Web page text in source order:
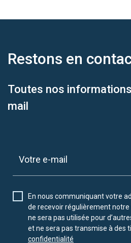
Restons en
Toutes nos
mail
En nous communiquant votre
de recevoir régulièrement
ne sera pas utilisée pour
et ne sera pas transmise à des
confidentialité